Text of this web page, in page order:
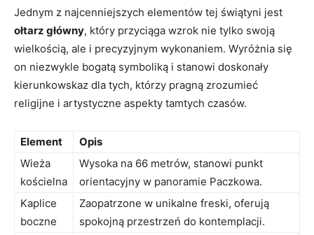
Jednym z najcenniejszych‍ elementów tej świątyni jest
ołtarz ⁣główny, ⁢który przyciąga‍ wzrok ‌nie tylko swoją
wielkością, ale ​i precyzyjnym wykonaniem. Wyróżnia się
on⁤ niezwykle⁤ bogatą symboliką i stanowi doskonały
‍kierunkowskaz ⁣dla tych, którzy pragną zrozumieć
religijne i artystyczne aspekty tamtych ⁣czasów.
Element
Opis
Wieża
kościelna
Wysoka na ⁤66 metrów, stanowi punkt
orientacyjny w panoramie Paczkowa.
Kaplice
boczne
Zaopatrzone w unikalne freski, oferują
spokojną przestrzeń do ​kontemplacji.